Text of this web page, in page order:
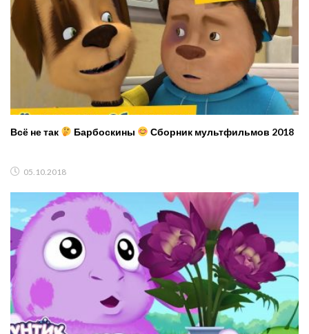
Всё не так Барбоскины Сборник мультфильмов 2018
05.10.2018